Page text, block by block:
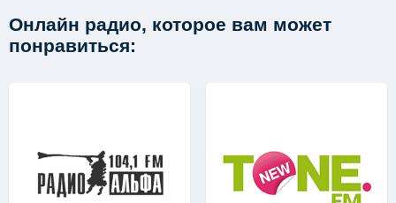
Онлайн радио, которое вам может
понравиться: